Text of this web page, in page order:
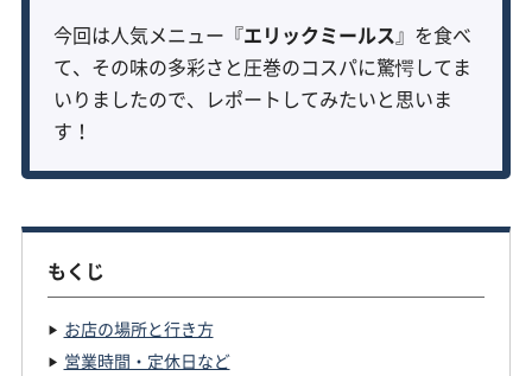
今回は人気メニュー『エリックミールス 』を食べ
て、その味の多彩さと圧巻のコスパに驚愕してま
いりましたので、レポートしてみたいと思いま
す！
もくじ
お店の場所と行き方
営業時間・定休日など